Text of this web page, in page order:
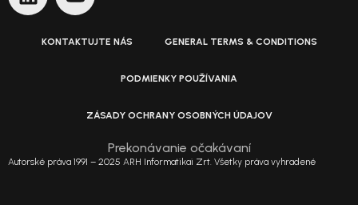
KONTAKTUJTE NÁS GENERAL TERMS & CONDITIONS
PODMIENKY POUŽÍVANIA
ZÁSADY OCHRANY OSOBNÝCH ÚDAJOV
Prekonávanie očakávaní
Autorské práva 1991 – 2025 ARH Informatikai Zrt. Všetky práva vyhradené